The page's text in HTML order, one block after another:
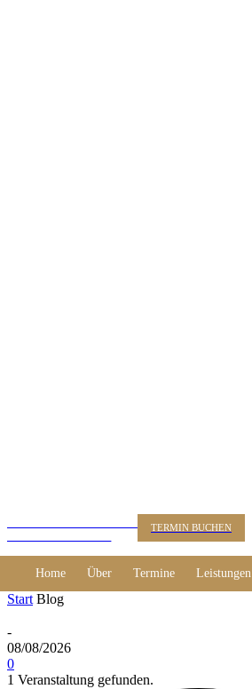
TERMIN BUCHEN
Home Über Termine Leistungen
Start Blog
-
08/08/2026
0
1 Veranstaltung gefunden.